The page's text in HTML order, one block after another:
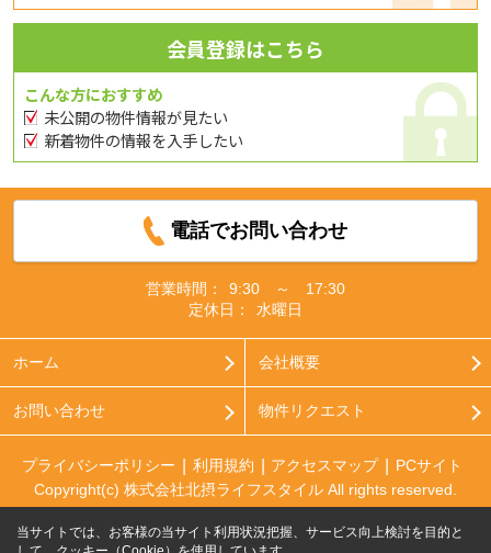
会員登録はこちら
こんな方におすすめ
未公開の物件情報が見たい
新着物件の情報を入手したい
電話でお問い合わせ
営業時間：
9:30 ～ 17:30
定休日：
水曜日
ホーム 会社概要
お問い合わせ 物件リクエスト
プライバシーポリシー 利用規約 アクセスマップ
PCサイト
Copyright(c) 株式会社北摂ライフスタイル All rights reserved.
当サイトでは、お客様の当サイト利用状況把握、サービス向上検討を目的と